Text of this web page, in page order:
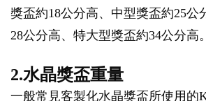
獎盃約18公分高、中型獎盃約25公
28公分高、特大型獎盃約34公分高。
2.水晶獎盃重量
一般常見客製化水晶獎盃所使用的